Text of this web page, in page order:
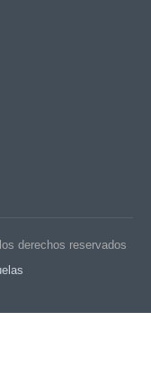
derechos reservados